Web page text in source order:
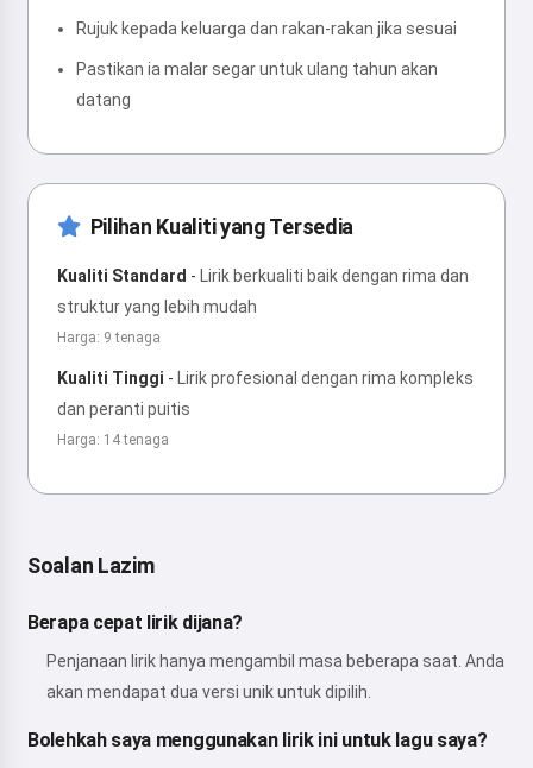
Rujuk kepada keluarga dan rakan-rakan jika sesuai
Pastikan ia malar segar untuk ulang tahun akan
datang
Pilihan Kualiti yang Tersedia
Kualiti Standard -
Lirik berkualiti baik dengan rima dan
struktur yang lebih mudah
Harga: 9 tenaga
Kualiti Tinggi -
Lirik profesional dengan rima kompleks
dan peranti puitis
Harga: 14 tenaga
Soalan Lazim
Berapa cepat lirik dijana?
Penjanaan lirik hanya mengambil masa beberapa saat. Anda
akan mendapat dua versi unik untuk dipilih.
Bolehkah saya menggunakan lirik ini untuk lagu saya?